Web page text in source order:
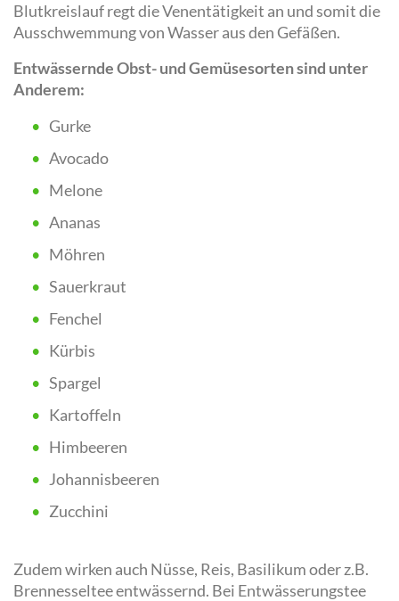
Blutkreislauf regt die Venentätigkeit an und somit die
Ausschwemmung von Wasser aus den Gefäßen.
Entwässernde Obst- und Gemüsesorten sind unter
Anderem:
Gurke
Avocado
Melone
Ananas
Möhren
Sauerkraut
Fenchel
Kürbis
Spargel
Kartoffeln
Himbeeren
Johannisbeeren
Zucchini
Zudem wirken auch Nüsse, Reis, Basilikum oder z.B.
Brennesseltee entwässernd. Bei Entwässerungstee